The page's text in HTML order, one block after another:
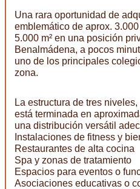
Una rara oportunidad de
emblemático de aprox.
5.000 m² en una posición
Benalmádena, a pocos
uno de los principales
zona.
La estructura de tres
está terminada en
una distribución versátil
Instalaciones de fitness y
Restaurantes de alta cocina
Spa y zonas de tratamiento
Espacios para eventos o
Asociaciones educativas o